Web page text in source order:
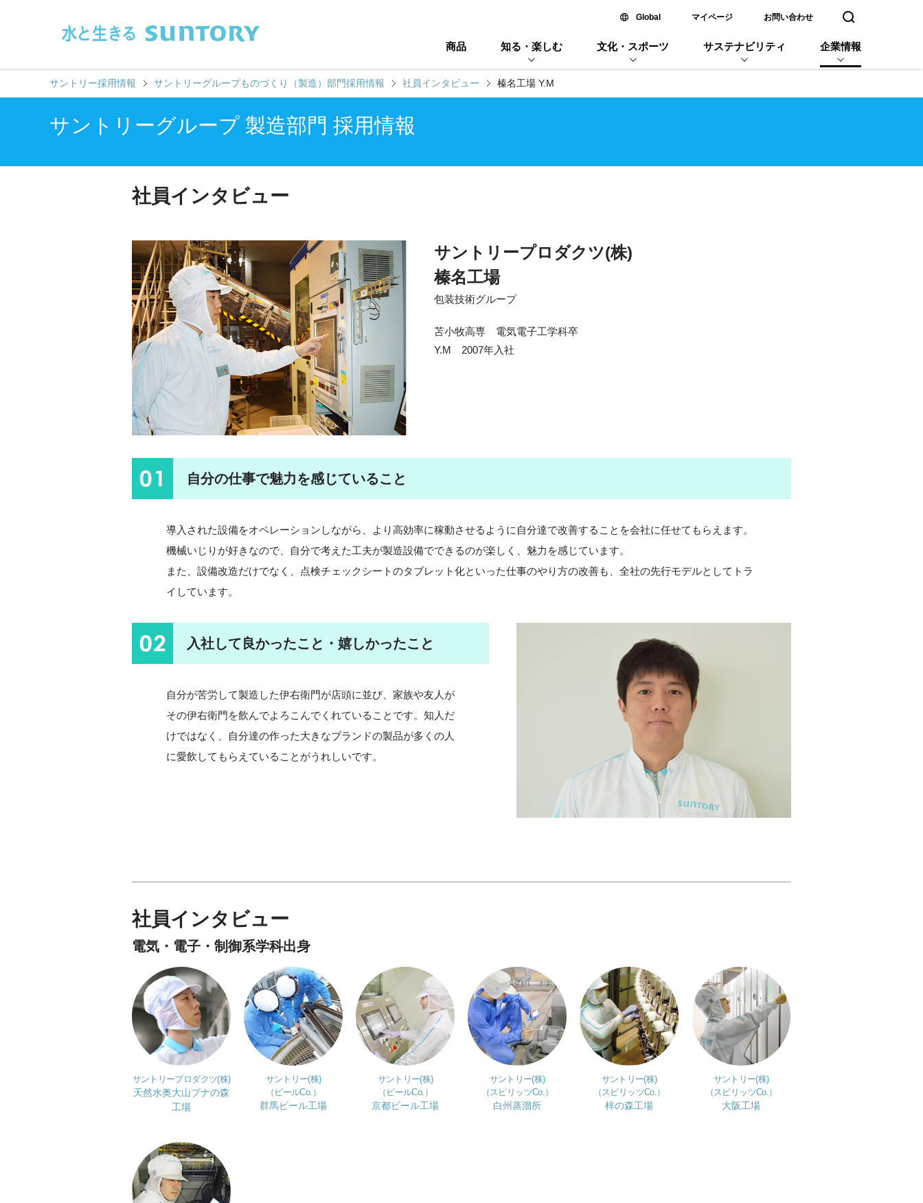
Global新しいウィンドウで開く
マイページ お問い合わせ 検索窓を開く
商品 知る・楽しむ 文化・スポーツ サステナビリティ 企業情報
サントリー採用情報 サントリーグループものづくり（製造）部門採用情報 社員インタビュー 榛名工場 Y.M
サントリーグループ 製造部門 採用情報
社員インタビュー
サントリープロダクツ(株)
榛名工場
包装技術グループ
苫小牧高専 電気電子工学科卒
Y.M 2007年入社
自分の仕事で魅力を感じていること
導入された設備をオペレーションしながら、より高効率に稼動させるように自分達で改善することを会社に任せてもらえます。
機械いじりが好きなので、自分で考えた工夫が製造設備でできるのが楽しく、魅力を感じています。
また、設備改造だけでなく、点検チェックシートのタブレット化といった仕事のやり方の改善も、全社の先行モデルとしてトラ
イしています。
入社して良かったこと・嬉しかったこと
自分が苦労して製造した伊右衛門が店頭に並び、家族や友人が
その伊右衛門を飲んでよろこんでくれていることです。知人だ
けではなく、自分達の作った大きなブランドの製品が多くの人
に愛飲してもらえていることがうれしいです。
社員インタビュー
電気・電子・制御系学科出身
サントリープロダクツ(株)
天然水奥大山ブナの森
工場
サントリー(株)
（ビールCo.）
群馬ビール工場
サントリー(株)
（ビールCo.）
京都ビール工場
サントリー(株)
（スピリッツCo.）
白州蒸溜所
サントリー(株)
（スピリッツCo.）
梓の森工場
サントリー(株)
（スピリッツCo.）
大阪工場